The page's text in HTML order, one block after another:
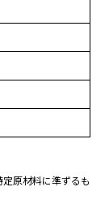
原材料に準ずるも